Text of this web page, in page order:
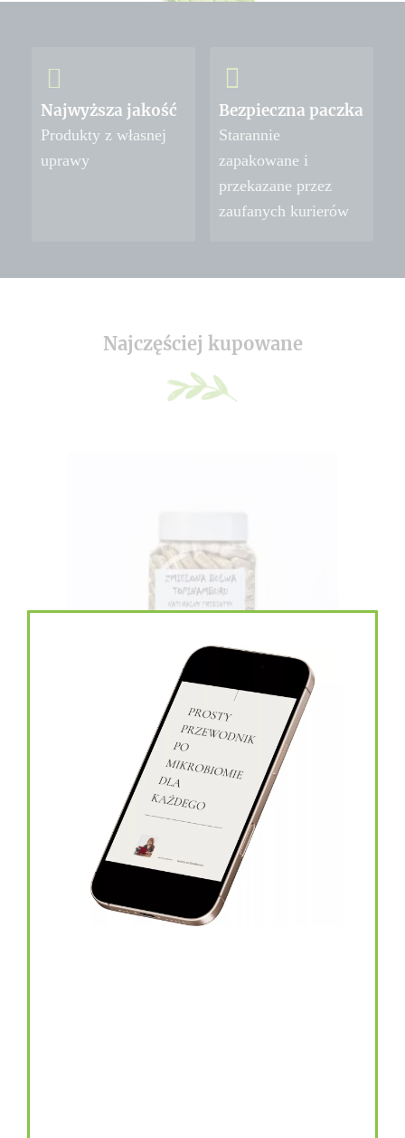
Najwyższa jakość
Produkty z własnej
uprawy
Bezpieczna paczka
Starannie
zapakowane i
przekazane przez
zaufanych kurierów
Najczęściej kupowane
topinambur w kapsułkach